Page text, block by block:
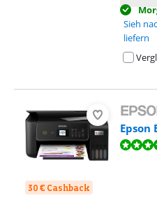
Sieh
liefern
30 € Cashback
Epson
Bewertet mit 6,8 von 10,